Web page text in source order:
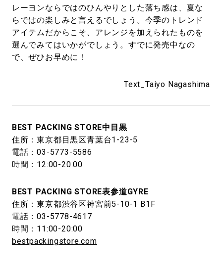
レーヨンならではのひんやりとした落ち感は、夏な
らではの楽しみと言えるでしょう。今季のトレンド
アイテムだからこそ、アレンジを加えられたものを
選んでみてはいかがでしょう。すでに発売中なの
で、ぜひお早めに！
Text_Taiyo Nagashima
BEST PACKING STORE中目黒
住所：東京都目黒区青葉台1-23-5
電話：03-5773-5586
時間：12:00-20:00
BEST PACKING STORE表参道GYRE
住所：東京都渋谷区神宮前5-10-1 B1F
電話：03-5778-4617
時間：11:00-20:00
bestpackingstore.com